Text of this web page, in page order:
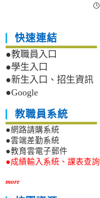
快速連結
●教職員入口
●學生入口
●新生入口、招生資訊
●Google
教職員系統
●網路請購系統
●雲端差勤系統
●教育雲電子郵件
●成績輸入系統、課表查詢
more